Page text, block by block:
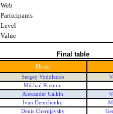
Web
Participants
Level
Value
Final table
Player
Sergey Vodolazko
Mikhail Kuzmin
Alexander Galkin
Ivan Demchenko
Denis Chernjavsky